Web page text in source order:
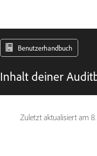
Benutzerhandbuch
Inhalt deiner
Zuletzt aktualisiert am